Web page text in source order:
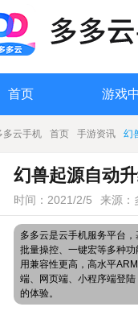
首页 游戏
多云手机 首页 手游资讯 幻
幻兽起源自动
时间：2021/2/5 来源：
多多云是云手机服务平台
批量操控、一键宏等多种
用兼容性更高，高水平
端、网页端、小程序端登
的体验。